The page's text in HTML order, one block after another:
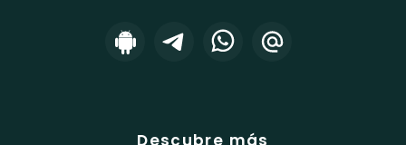
Descubre más